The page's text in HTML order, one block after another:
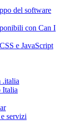
del software
con Can I
e JavaScript
.italia
Italia
servizi